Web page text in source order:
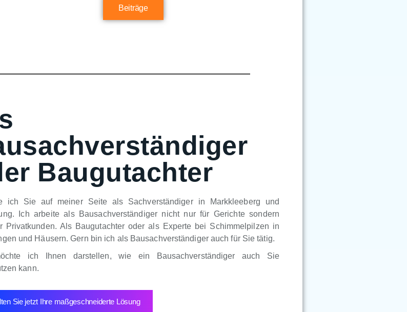
Beiträge
Baugutachter
ich Sie auf meiner Seite als Sachverständiger in Markkleeberg und
Ich arbeite als Bausachverständiger nicht nur für Gerichte sondern
Privatkunden. Als Baugutachter oder als Experte bei Schimmelpilzen in
und Häusern. Gern bin ich als Bausachverständiger auch für Sie tätig.
ich Ihnen darstellen, wie ein Bausachverständiger auch Sie
kann.
Sie jetzt Ihre maßgeschneiderte Lösung